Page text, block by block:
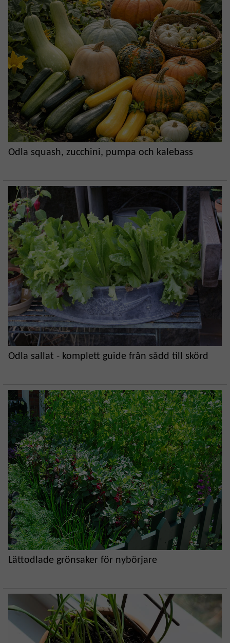
Odla squash, zucchini, pumpa och kalebass
Odla sallat - komplett guide från sådd till skörd
Lättodlade grönsaker för nybörjare